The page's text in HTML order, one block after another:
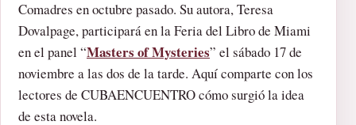
Comadres en octubre pasado. Su autora, Teresa
Dovalpage, participará en la Feria del Libro de Miami
en el panel “Masters of Mysteries” el sábado 17 de
noviembre a las dos de la tarde. Aquí comparte con los
lectores de CUBAENCUENTRO cómo surgió la idea
de esta novela.